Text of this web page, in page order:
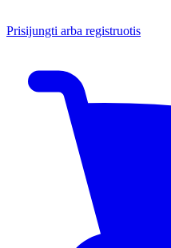
Prisijungti arba registruotis